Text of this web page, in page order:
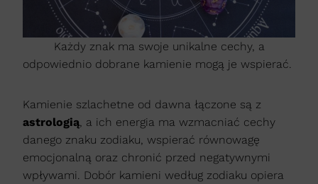
Każdy znak ma swoje unikalne cechy, a
odpowiednio dobrane kamienie mogą je wspierać.
Kamienie szlachetne od dawna łączone są z
astrologią, a ich energia ma wzmacniać cechy
danego znaku zodiaku, wspierać równowagę
emocjonalną oraz chronić przed negatywnymi
wpływami. Dobór kamieni według zodiaku opiera